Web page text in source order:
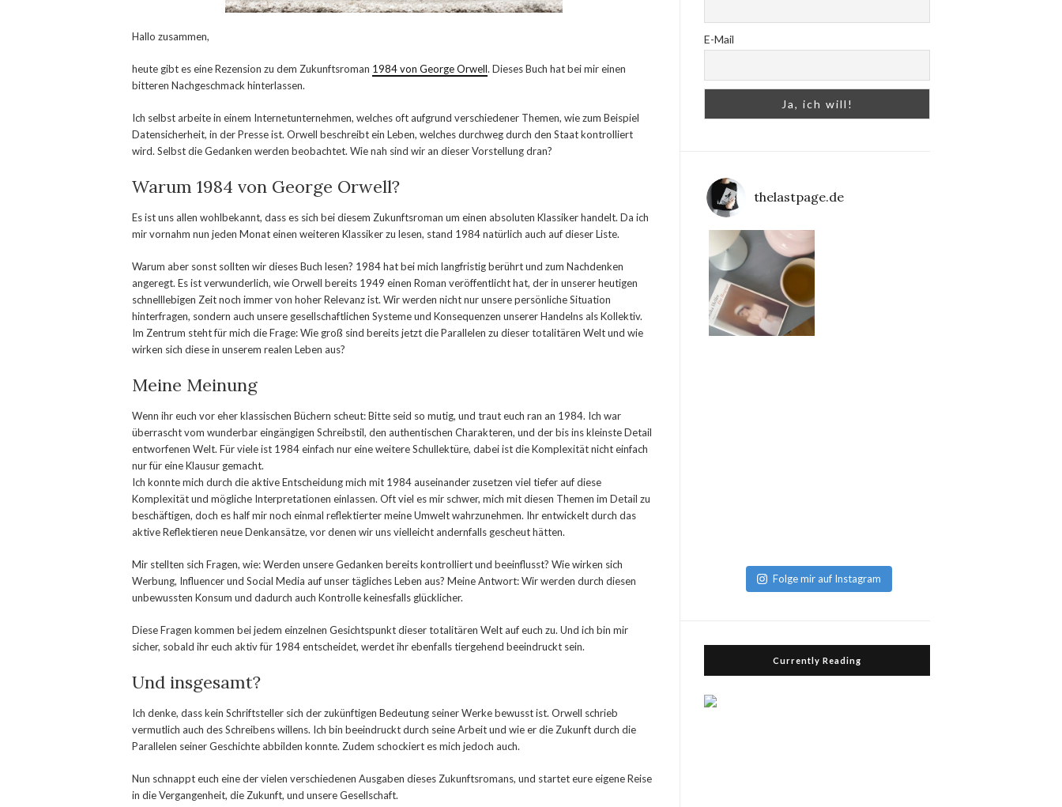
Hallo zusammen,
heute gibt es eine Rezension zu dem Zukunftsroman 1984 von George Orwell. Dieses Buch hat bei mir einen
bitteren Nachgeschmack hinterlassen.
Ich selbst arbeite in einem Internetunternehmen, welches oft aufgrund verschiedener Themen, wie zum Beispiel
Datensicherheit, in der Presse ist. Orwell beschreibt ein Leben, welches durchweg durch den Staat kontrolliert
wird. Selbst die Gedanken werden beobachtet. Wie nah sind wir an dieser Vorstellung dran?
Warum 1984 von George Orwell?
Es ist uns allen wohlbekannt, dass es sich bei diesem Zukunftsroman um einen absoluten Klassiker handelt. Da ich
mir vornahm nun jeden Monat einen weiteren Klassiker zu lesen, stand 1984 natürlich auch auf dieser Liste.
Warum aber sonst sollten wir dieses Buch lesen? 1984 hat bei mich langfristig berührt und zum Nachdenken
angeregt. Es ist verwunderlich, wie Orwell bereits 1949 einen Roman veröffentlicht hat, der in unserer heutigen
schnelllebigen Zeit noch immer von hoher Relevanz ist. Wir werden nicht nur unsere persönliche Situation
hinterfragen, sondern auch unsere gesellschaftlichen Systeme und Konsequenzen unserer Handelns als Kollektiv.
Im Zentrum steht für mich die Frage: Wie groß sind bereits jetzt die Parallelen zu dieser totalitären Welt und wie
wirken sich diese in unserem realen Leben aus?
Meine Meinung
Wenn ihr euch vor eher klassischen Büchern scheut: Bitte seid so mutig, und traut euch ran an 1984. Ich war
überrascht vom wunderbar eingängigen Schreibstil, den authentischen Charakteren, und der bis ins kleinste Detail
entworfenen Welt. Für viele ist 1984 einfach nur eine weitere Schullektüre, dabei ist die Komplexität nicht einfach
nur für eine Klausur gemacht.
Ich konnte mich durch die aktive Entscheidung mich mit 1984 auseinander zusetzen viel tiefer auf diese
Komplexität und mögliche Interpretationen einlassen. Oft viel es mir schwer, mich mit diesen Themen im Detail zu
beschäftigen, doch es half mir noch einmal reflektierter meine Umwelt wahrzunehmen. Ihr entwickelt durch das
aktive Reflektieren neue Denkansätze, vor denen wir uns vielleicht andernfalls gescheut hätten.
Mir stellten sich Fragen, wie: Werden unsere Gedanken bereits kontrolliert und beeinflusst? Wie wirken sich
Werbung, Influencer und Social Media auf unser tägliches Leben aus? Meine Antwort: Wir werden durch diesen
unbewussten Konsum und dadurch auch Kontrolle keinesfalls glücklicher.
Diese Fragen kommen bei jedem einzelnen Gesichtspunkt dieser totalitären Welt auf euch zu. Und ich bin mir
sicher, sobald ihr euch aktiv für 1984 entscheidet, werdet ihr ebenfalls tiergehend beeindruckt sein.
Und insgesamt?
Ich denke, dass kein Schriftsteller sich der zukünftigen Bedeutung seiner Werke bewusst ist. Orwell schrieb
vermutlich auch des Schreibens willens. Ich bin beeindruckt durch seine Arbeit und wie er die Zukunft durch die
Parallelen seiner Geschichte abbilden konnte. Zudem schockiert es mich jedoch auch.
Nun schnappt euch eine der vielen verschiedenen Ausgaben dieses Zukunftsromans, und startet eure eigene Reise
in die Vergangenheit, die Zukunft, und unsere Gesellschaft.
E-Mail
thelastpage.de
Folge mir auf Instagram
Currently Reading